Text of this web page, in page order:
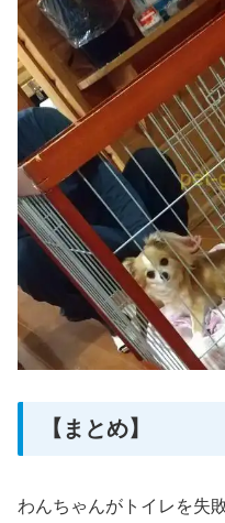
【まとめ】
わんちゃんがトイレを失